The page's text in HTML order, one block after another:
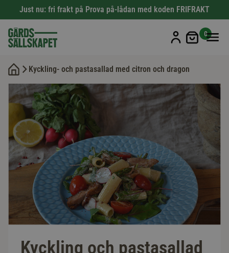
Just nu: fri frakt på Prova på-lådan med koden FRIFRAKT
Min
0
Kyckling- och pastasallad med citron och dragon
Kyckling och pastasallad